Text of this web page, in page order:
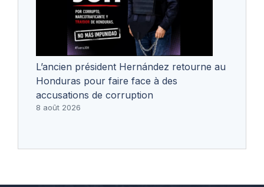
L’ancien président Hernández retourne au
Honduras pour faire face à des
accusations de corruption
8 août 2026